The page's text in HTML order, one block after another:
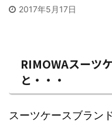
2017年5月17日
RIMOWAスーツ
と・・・
スーツケースブラン